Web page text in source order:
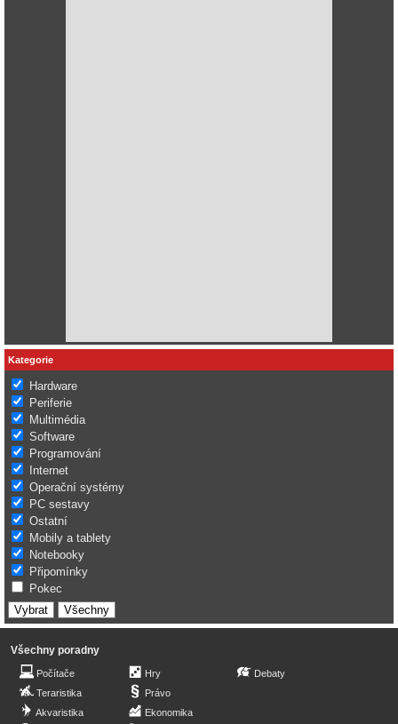
Kategorie
Hardware
Periferie
Multimédia
Software
Programování
Internet
Operační systémy
PC sestavy
Ostatní
Mobily a tablety
Notebooky
Připomínky
Pokec
Všechny poradny
Počítače
Teraristika
Akvaristika
Hry
Právo
Ekonomika
Debaty